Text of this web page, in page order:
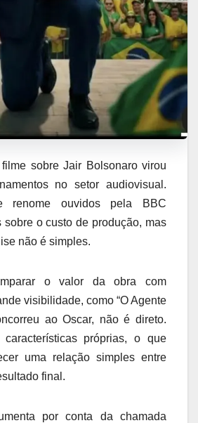
sobre Jair Bolsonaro virou
no setor audiovisual.
renome ouvidos pela BBC
sobre o custo de produção, mas
não é simples.
o valor da obra com
visibilidade, como “O Agente
ao Oscar, não é direto.
próprias, o que
uma relação simples entre
final.
por conta da chamada